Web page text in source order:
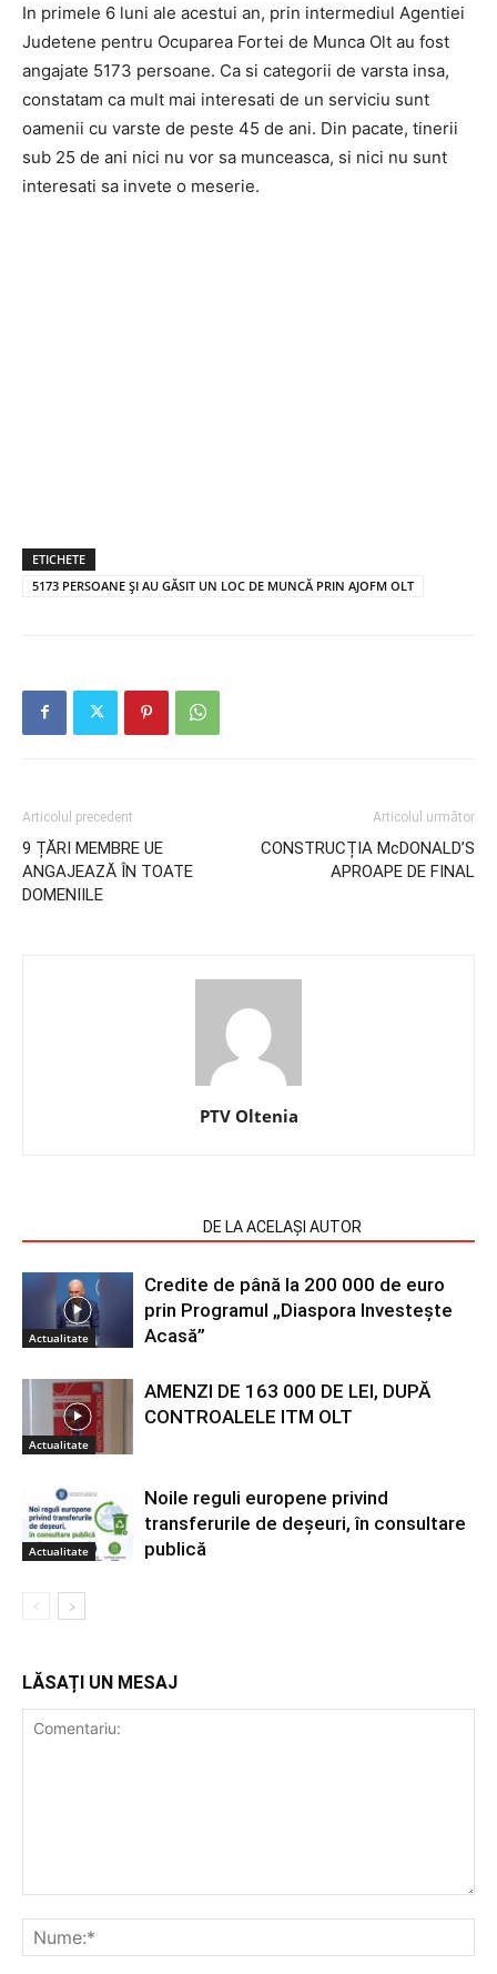
In primele 6 luni ale acestui an, prin intermediul Agentiei
Judetene pentru Ocuparea Fortei de Munca Olt au fost
angajate 5173 persoane. Ca si categorii de varsta insa,
constatam ca mult mai interesati de un serviciu sunt
oamenii cu varste de peste 45 de ani. Din pacate, tinerii
sub 25 de ani nici nu vor sa munceasca, si nici nu sunt
interesati sa invete o meserie.
ETICHETE
5173 PERSOANE ȘI AU GĂSIT UN LOC DE MUNCĂ PRIN AJOFM OLT
Articolul precedent
9 ȚĂRI MEMBRE UE
ANGAJEAZĂ ÎN TOATE
DOMENIILE
Articolul următor
CONSTRUCȚIA McDONALD’S
APROAPE DE FINAL
PTV Oltenia
DE LA ACELAȘI AUTOR
Actualitate
Credite de până la 200 000 de euro
prin Programul „Diaspora Investește
Acasă”
Actualitate
AMENZI DE 163 000 DE LEI, DUPĂ
CONTROALELE ITM OLT
Actualitate
Noile reguli europene privind
transferurile de deșeuri, în consultare
publică
LĂSAȚI UN MESAJ